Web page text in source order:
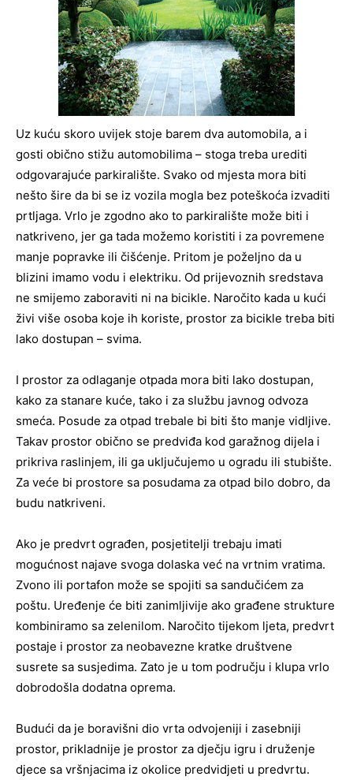
Uz kuću skoro uvijek stoje barem dva automobila, a i
gosti obično stižu automobilima – stoga treba urediti
odgovarajuće parkiralište. Svako od mjesta mora biti
nešto šire da bi se iz vozila mogla bez poteškoća izvaditi
prtljaga. Vrlo je zgodno ako to parkiralište može biti i
natkriveno, jer ga tada možemo koristiti i za povremene
manje popravke ili čišćenje. Pritom je poželjno da u
blizini imamo vodu i elektriku. Od prijevoznih sredstava
ne smijemo zaboraviti ni na bicikle. Naročito kada u kući
živi više osoba koje ih koriste, prostor za bicikle treba biti
lako dostupan – svima.
I prostor za odlaganje otpada mora biti lako dostupan,
kako za stanare kuće, tako i za službu javnog odvoza
smeća. Posude za otpad trebale bi biti što manje vidljive.
Takav prostor obično se predviđa kod garažnog dijela i
prikriva raslinjem, ili ga uključujemo u ogradu ili stubište.
Za veće bi prostore sa posudama za otpad bilo dobro, da
budu natkriveni.
Ako je predvrt ograđen, posjetitelji trebaju imati
mogućnost najave svoga dolaska već na vrtnim vratima.
Zvono ili portafon može se spojiti sa sandučićem za
poštu. Uređenje će biti zanimljivije ako građene strukture
kombiniramo sa zelenilom. Naročito tijekom ljeta, predvrt
postaje i prostor za neobavezne kratke društvene
susrete sa susjedima. Zato je u tom području i klupa vrlo
dobrodošla dodatna oprema.
Budući da je boravišni dio vrta odvojeniji i zasebniji
prostor, prikladnije je prostor za dječju igru i druženje
djece sa vršnjacima iz okolice predvidjeti u predvrtu.